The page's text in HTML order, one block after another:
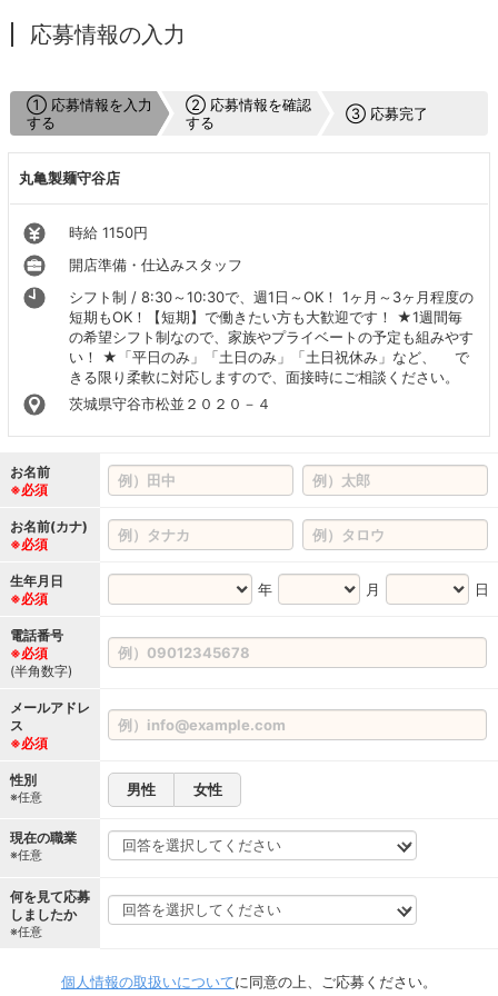
応募情報の入力
① 応募情報を入力
する
② 応募情報を確認
する
③ 応募完了
丸亀製麺守谷店
時給 1150円
開店準備・仕込みスタッフ
シフト制 / 8:30～10:30で、週1日～OK！ 1ヶ月～3ヶ月程度の
短期もOK！【短期】で働きたい方も大歓迎です！ ★1週間毎
の希望シフト制なので、家族やプライベートの予定も組みやす
い！ ★「平日のみ」「土日のみ」「土日祝休み」など、 で
きる限り柔軟に対応しますので、面接時にご相談ください。
茨城県守谷市松並２０２０－４
お名前
※必須
お名前(カナ)
※必須
生年月日
※必須
年 月 日
電話番号
※必須
(半角数字)
メールアドレ
ス
※必須
性別
※任意 男性 女性
現在の職業
※任意
何を見て応募
しましたか
※任意
個人情報の取扱いについてに同意の上、ご応募ください。